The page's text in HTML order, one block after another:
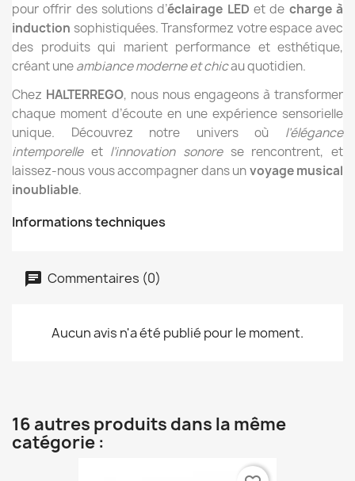
pour offrir des solutions d’éclairage LED et de charge à
induction sophistiquées. Transformez votre espace avec
des produits qui marient performance et esthétique,
créant uneambiance moderne et chicau quotidien.
Chez HALTERREGO, nous nous engageons à transformer
chaque moment d’écoute en une expérience sensorielle
unique. Découvrez notre univers où l’élégance
intemporelleet l’innovation sonorese rencontrent, et
laissez-nous vous accompagner dans unvoyage musical
inoubliable.
Informations techniques
Commentaires (0)
Aucun avis n'a été publié pour le moment.
16 autres produits dans la même
catégorie :